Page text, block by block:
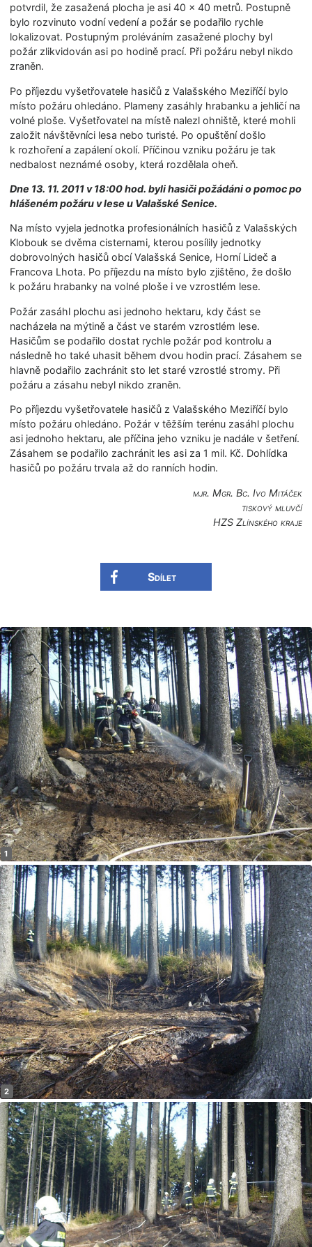
potvrdil, že zasažená plocha je asi 40 × 40 metrů. Postupně
bylo rozvinuto vodní vedení a požár se podařilo rychle
lokalizovat. Postupným proléváním zasažené plochy byl
požár zlikvidován asi po hodině prací. Při požáru nebyl nikdo
zraněn.
Po příjezdu vyšetřovatele hasičů z Valašského Meziříčí bylo
místo požáru ohledáno. Plameny zasáhly hrabanku a jehličí na
volné ploše. Vyšetřovatel na místě nalezl ohniště, které mohli
založit návštěvníci lesa nebo turisté. Po opuštění došlo
k rozhoření a zapálení okolí. Příčinou vzniku požáru je tak
nedbalost neznámé osoby, která rozdělala oheň.
Dne 13. 11. 2011 v 18:00 hod. byli hasiči požádáni o pomoc po
hlášeném požáru v lese u Valašské Senice.
Na místo vyjela jednotka profesionálních hasičů z Valašských
Klobouk se dvěma cisternami, kterou posílily jednotky
dobrovolných hasičů obcí Valašská Senice, Horní Lideč a
Francova Lhota. Po příjezdu na místo bylo zjištěno, že došlo
k požáru hrabanky na volné ploše i ve vzrostlém lese.
Požár zasáhl plochu asi jednoho hektaru, kdy část se
nacházela na mýtině a část ve starém vzrostlém lese.
Hasičům se podařilo dostat rychle požár pod kontrolu a
následně ho také uhasit během dvou hodin prací. Zásahem se
hlavně podařilo zachránit sto let staré vzrostlé stromy. Při
požáru a zásahu nebyl nikdo zraněn.
Po příjezdu vyšetřovatele hasičů z Valašského Meziříčí bylo
místo požáru ohledáno. Požár v těžším terénu zasáhl plochu
asi jednoho hektaru, ale příčina jeho vzniku je nadále v šetření.
Zásahem se podařilo zachránit les asi za 1 mil. Kč. Dohlídka
hasičů po požáru trvala až do ranních hodin.
mjr. Mgr. Bc. Ivo Mitáček
tiskový mluvčí
HZS Zlínského kraje
Sdílet